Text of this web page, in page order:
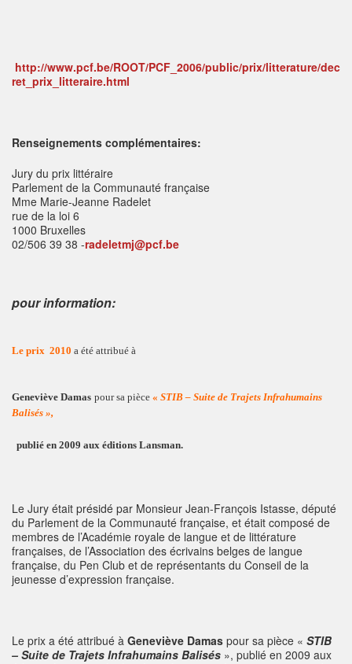
http://www.pcf.be/ROOT/PCF_2006/public/prix/litterature/dec
ret_prix_litteraire.html
Renseignements complémentaires:
Jury du prix littéraire
Parlement de la Communauté française
Mme Marie-Jeanne Radelet
rue de la loi 6
1000 Bruxelles
02/506 39 38 -radeletmj@pcf.be
pour information:
Le prix 2010 a été attribué à
Geneviève Damas pour sa pièce « STIB – Suite de Trajets Infrahumains
Balisés »,
publié en 2009 aux éditions Lansman.
Le Jury était présidé par Monsieur Jean-François Istasse, député
du Parlement de la Communauté française, et était composé de
membres de l’Académie royale de langue et de littérature
françaises, de l’Association des écrivains belges de langue
française, du Pen Club et de représentants du Conseil de la
jeunesse d’expression française.
Le prix a été attribué à Geneviève Damas pour sa pièce « STIB
– Suite de Trajets Infrahumains Balisés », publié en 2009 aux